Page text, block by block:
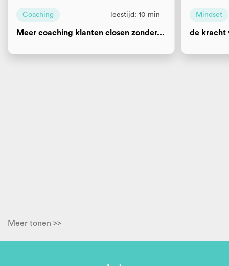
Coaching leestijd: 10 min
Meer coaching klanten closen zonder...
Mindset
de kracht
Meer tonen >>